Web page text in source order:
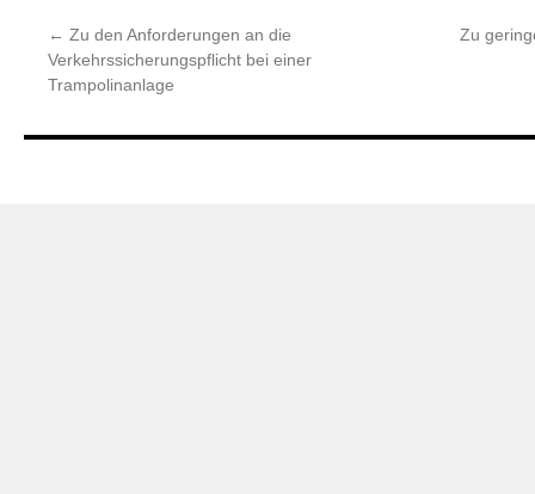
← Zu den Anforderungen an die
Verkehrssicherungspflicht bei einer
Trampolinanlage
Zu